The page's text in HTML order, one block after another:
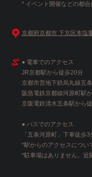
* イベント開催などの都合
京都府京都市 下京区本塩
● 電車でのアクセス
JR京都駅から徒歩20分
京都市営地下鉄烏丸線五
阪急電鉄京都線河原町駅
京阪電鉄清水五条駅から
● バスでのアクセス
「五条河原町」下車徒歩3
*駅からのアクセスについ
*駐車場はありません。近